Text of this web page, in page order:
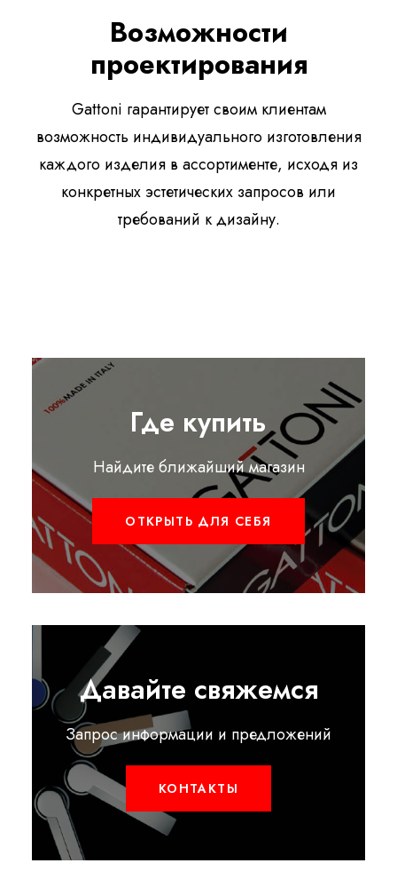
Возможности
проектирования
Gattoni гарантирует своим клиентам
возможность индивидуального изготовления
каждого изделия в ассортименте, исходя из
конкретных эстетических запросов или
требований к дизайну.
Где купить
Найдите ближайший магазин
ОТКРЫТЬ ДЛЯ СЕБЯ
Давайте свяжемся
Запрос информации и предложений
КОНТАКТЫ